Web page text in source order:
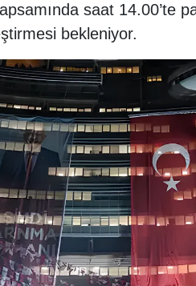
saat 14.00’te
bekleniyor.